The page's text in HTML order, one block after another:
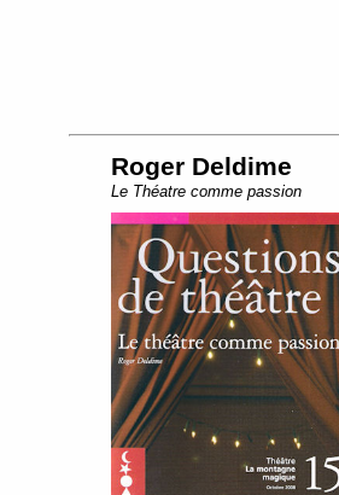
Roger Deldime
Le Théatre comme passion